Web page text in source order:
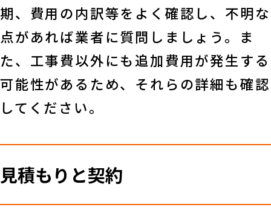
期、費用の内訳等をよく確認し、不明な
点があれば業者に質問しましょう。ま
た、工事費以外にも追加費用が発生する
可能性があるため、それらの詳細も確認
してください。
見積もりと契約